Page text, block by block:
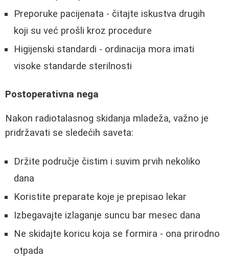
Preporuke pacijenata - čitajte iskustva drugih
koji su već prošli kroz procedure
Higijenski standardi - ordinacija mora imati
visoke standarde sterilnosti
Postoperativna nega
Nakon radiotalasnog skidanja mladeža, važno je
pridržavati se sledećih saveta:
Držite područje čistim i suvim prvih nekoliko
dana
Koristite preparate koje je prepisao lekar
Izbegavajte izlaganje suncu bar mesec dana
Ne skidajte koricu koja se formira - ona prirodno
otpada